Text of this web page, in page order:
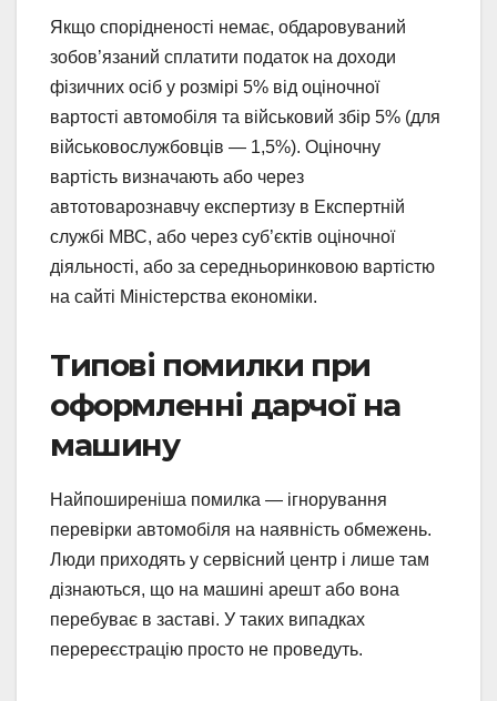
Якщо спорідненості немає, обдаровуваний
зобов’язаний сплатити податок на доходи
фізичних осіб у розмірі 5% від оціночної
вартості автомобіля та військовий збір 5% (для
військовослужбовців — 1,5%). Оціночну
вартість визначають або через
автотоварознавчу експертизу в Експертній
службі МВС, або через суб’єктів оціночної
діяльності, або за середньоринковою вартістю
на сайті Міністерства економіки.
Типові помилки при
оформленні дарчої на
машину
Найпоширеніша помилка — ігнорування
перевірки автомобіля на наявність обмежень.
Люди приходять у сервісний центр і лише там
дізнаються, що на машині арешт або вона
перебуває в заставі. У таких випадках
перереєстрацію просто не проведуть.